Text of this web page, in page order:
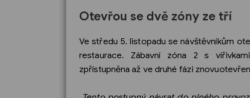
Otevřou se dvě zóny ze tří
Ve středu 5. listopadu se návštěvníkům
restaurace. Zábavní zóna 2 s
zpřístupněna až ve druhé fázi